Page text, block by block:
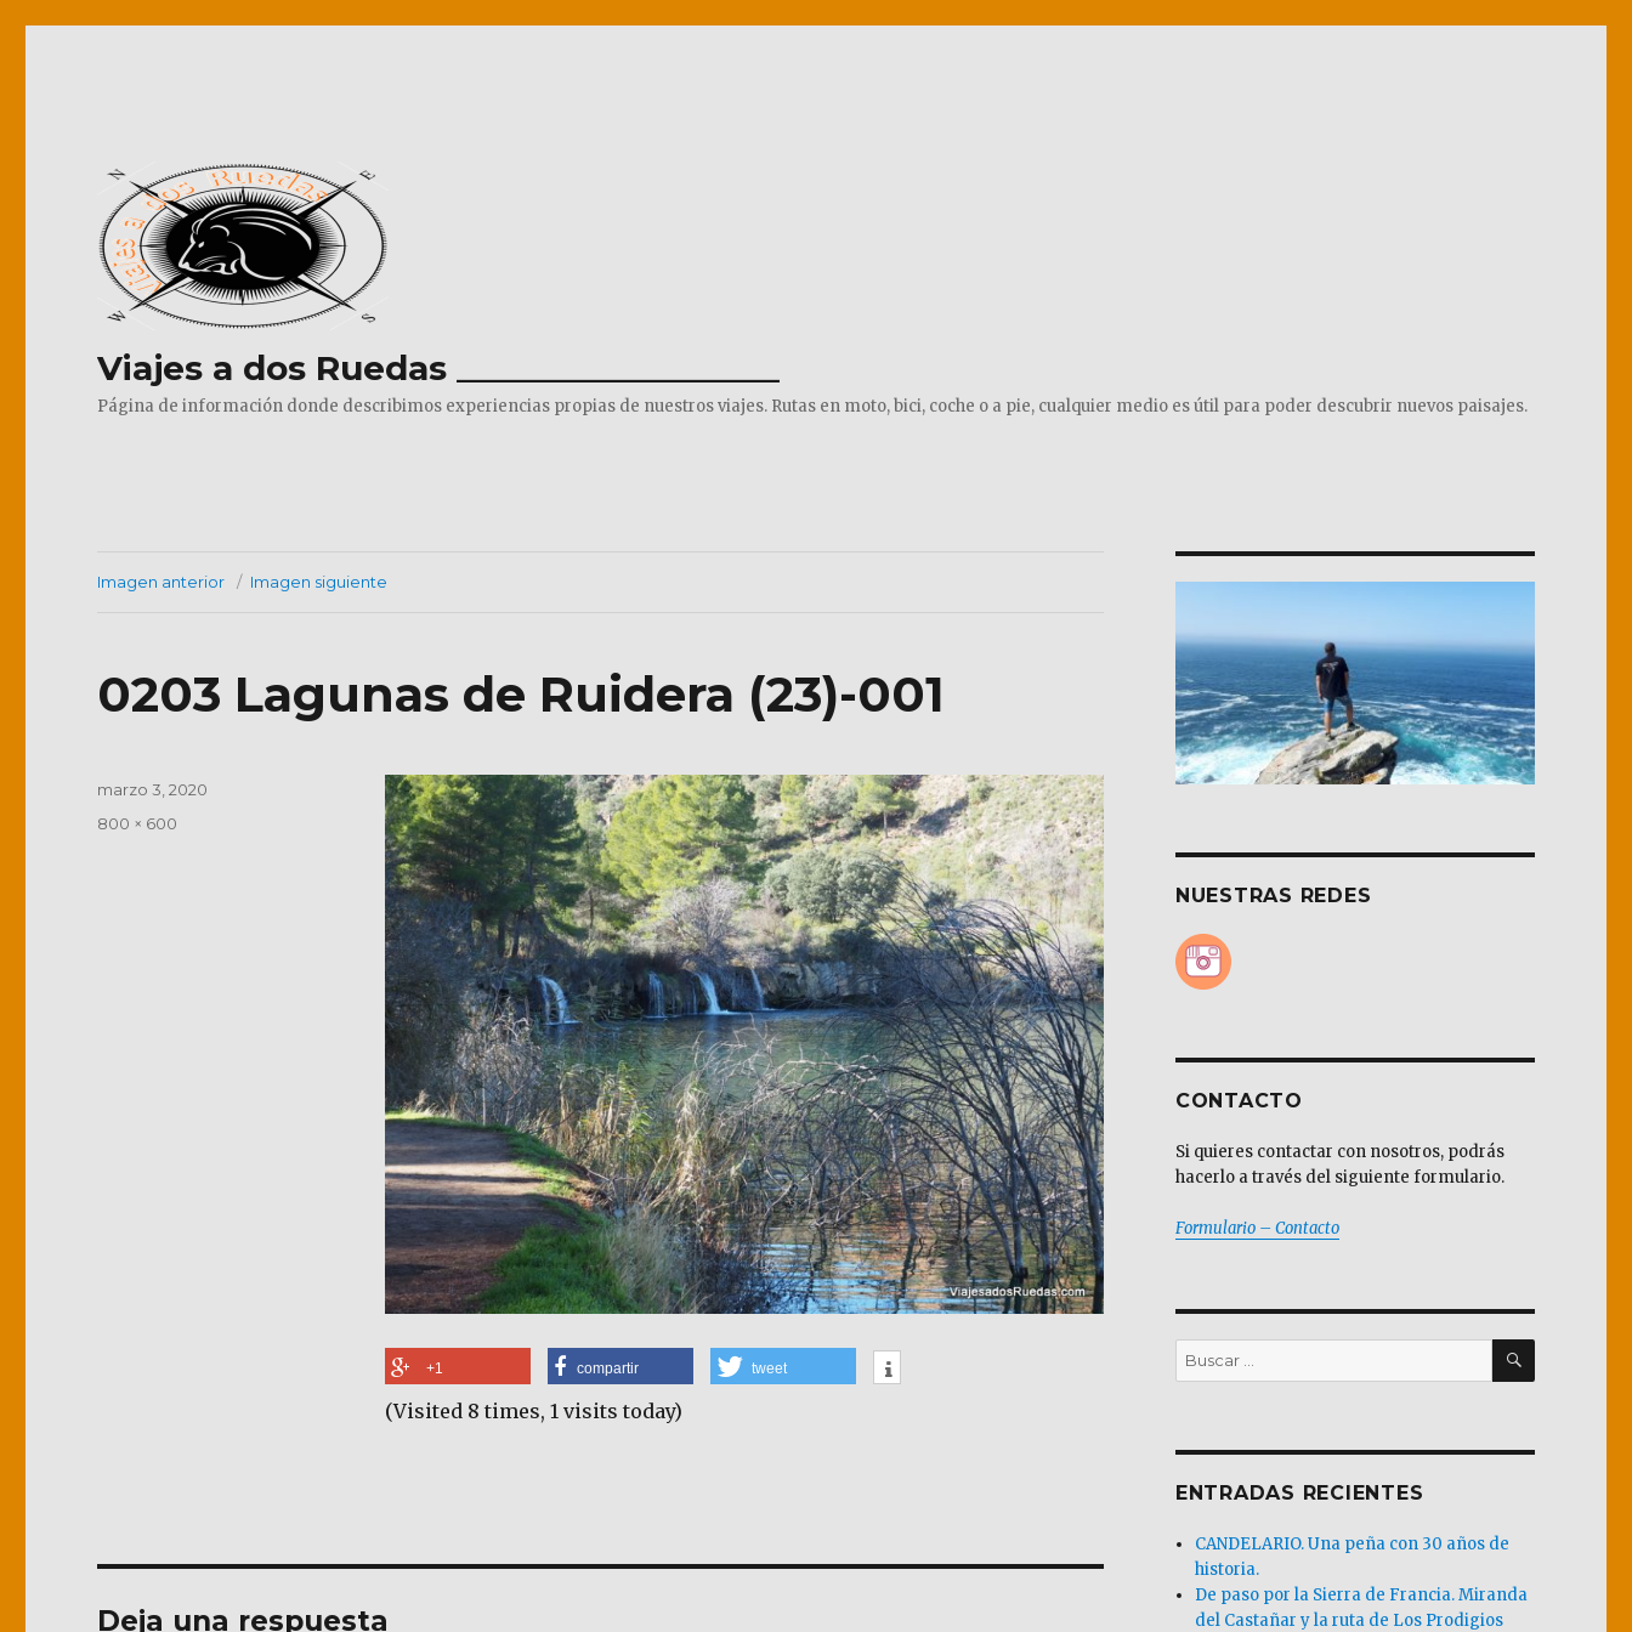
Viajes a dos Ruedas ___________________
Página de información donde describimos experiencias propias de nuestros viajes. Rutas en moto, bici, coche o a pie, cualquier medio es útil para poder descubrir nuevos paisajes.
Imagen anterior Imagen siguiente
0203 Lagunas de Ruidera (23)-001
+1 compartir tweet
(Visited 8 times, 1 visits today)
Publicado
marzo 3, 2020
Tamaño
800 × 600
Deja una respuesta
NUESTRAS REDES
CONTACTO
Si quieres contactar con nosotros, podrás
hacerlo a través del siguiente formulario.
Formulario – Contacto
Buscar
por:
BUSCAR
ENTRADAS RECIENTES
CANDELARIO. Una peña con 30 años de
historia.
De paso por la Sierra de Francia. Miranda
del Castañar y la ruta de Los Prodigios